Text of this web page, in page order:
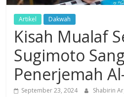
Artikel Dakwah
Kisah Mualaf
Sugimoto Sang
Penerjemah
September 23, 2024 Shabirin